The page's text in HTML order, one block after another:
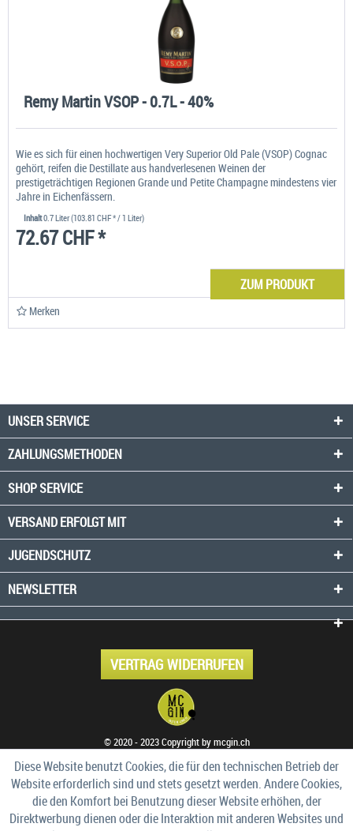
Remy Martin VSOP - 0.7L - 40%
Wie es sich für einen hochwertigen Very Superior Old Pale (VSOP) Cognac
gehört, reifen die Destillate aus handverlesenen Weinen der
prestigeträchtigen Regionen Grande und Petite Champagne mindestens vier
Jahre in Eichenfässern.
Inhalt0.7 Liter(103.81 CHF * / 1 Liter)
72.67 CHF *
ZUM PRODUKT
Merken
UNSER SERVICE
ZAHLUNGSMETHODEN
SHOP SERVICE
VERSAND ERFOLGT MIT
JUGENDSCHUTZ
NEWSLETTER
VERTRAG WIDERRUFEN
© 2020 - 2023 Copyright by mcgin.ch
Diese Website benutzt Cookies, die für den technischen Betrieb der
Website erforderlich sind und stets gesetzt werden. Andere Cookies,
die den Komfort bei Benutzung dieser Website erhöhen, der
Direktwerbung dienen oder die Interaktion mit anderen Websites und